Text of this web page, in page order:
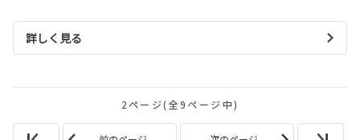
詳しく見る
2ページ(全9ページ中)